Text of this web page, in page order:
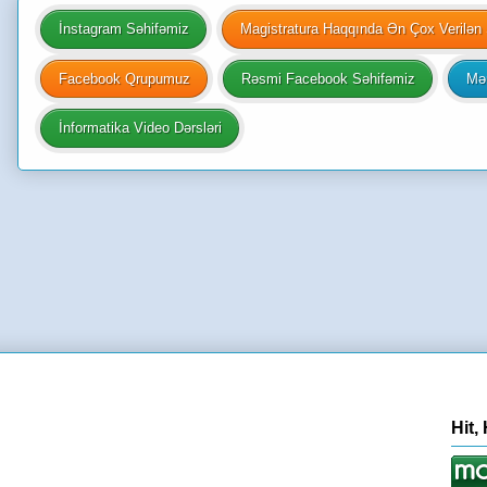
İnstagram Səhifəmiz Magistratura Haqqında Ən Çox Verilən
Facebook Qrupumuz Rəsmi Facebook Səhifəmiz
İnformatika Video Dərsləri
Hit,